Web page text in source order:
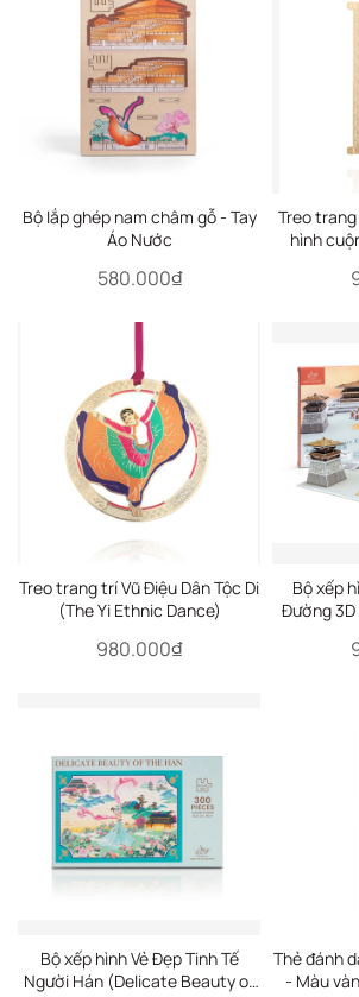
Bộ lắp ghép nam châm gỗ - Tay
Áo Nước
580.000₫
Treo
hình
Treo trang trí Vũ Điệu Dân Tộc Di
(The Yi Ethnic Dance)
980.000₫
Bộ xếp
Đường 3D
Bộ xếp hình Vẻ Đẹp Tinh Tế
Người Hán (Delicate Beauty of
Thẻ đánh
- Màu